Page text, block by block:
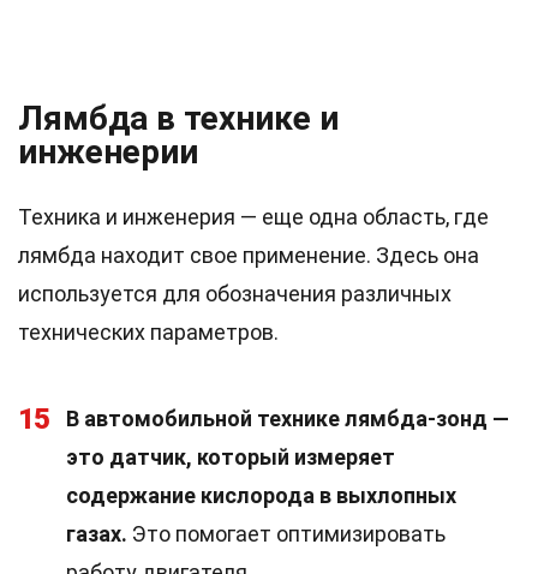
Лямбда в технике и
инженерии
Техника и инженерия — еще одна область, где
лямбда находит свое применение. Здесь она
используется для обозначения различных
технических параметров.
15
В автомобильной технике лямбда-зонд —
это датчик, который измеряет
содержание кислорода в выхлопных
газах. Это помогает оптимизировать